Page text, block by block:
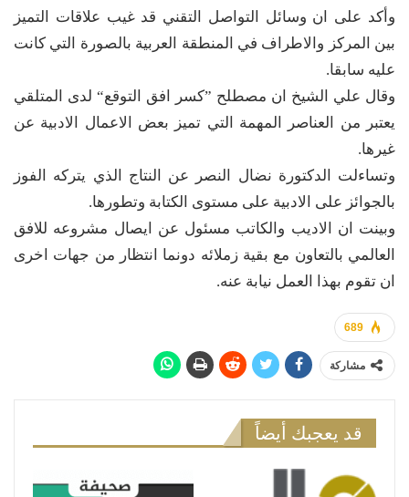
وأكد على ان وسائل التواصل التقني قد غيب علاقات التميز
بين المركز والاطراف في المنطقة العربية بالصورة التي كانت
عليه سابقا.
وقال علي الشيخ ان مصطلح ”كسر افق التوقع“ لدى المتلقي
يعتبر من العناصر المهمة التي تميز بعض الاعمال الادبية عن
غيرها.
وتساءلت الدكتورة نضال النصر عن النتاج الذي يتركه الفوز
بالجوائز على الادبية على مستوى الكتابة وتطورها.
وبينت ان الاديب والكاتب مسئول عن ايصال مشروعه للافق
العالمي بالتعاون مع بقية زملائه دونما انتظار من جهات اخرى
ان تقوم بهذا العمل نيابة عنه.
689
مشاركة
قد يعجبك أيضاً